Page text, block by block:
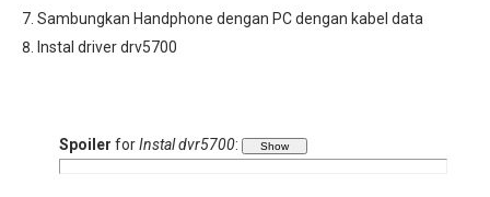
Sambungkan Handphone dengan PC dengan kabel data
Instal driver drv5700
Spoiler forInstal dvr5700: